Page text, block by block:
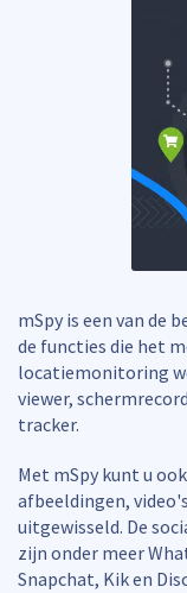
mSpy is een van de
de functies die het
locatiemonitoring
viewer,
tracker.
Met mSpy kunt u
afbeeldingen,
uitgewisseld. De
zijn onder meer
Snapchat, Kik en